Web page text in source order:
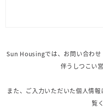
Sun Housingでは、お問い合わ
伴うしつこい
また、ご入力いただいた個人情報
覧